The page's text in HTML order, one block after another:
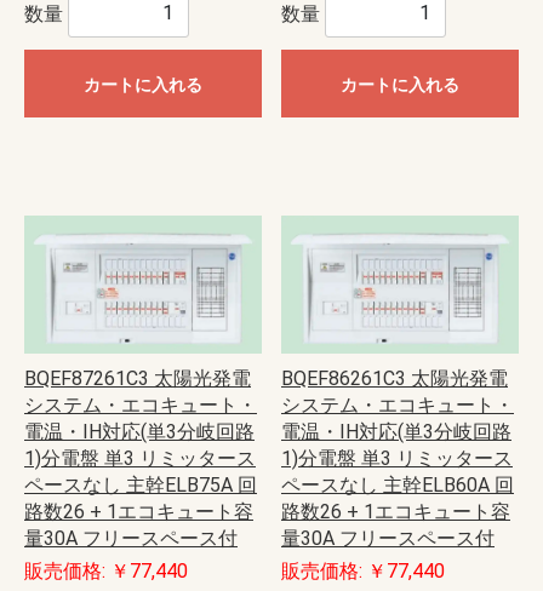
数量
カートに入れる
数量
カートに入れる
BQEF87261C3 太陽光発電
システム・エコキュート・
電温・IH対応(単3分岐回路
1)分電盤 単3 リミッタース
ペースなし 主幹ELB75A 回
路数26 + 1エコキュート容
量30A フリースペース付
販売価格: ￥77,440
BQEF86261C3 太陽光発電
システム・エコキュート・
電温・IH対応(単3分岐回路
1)分電盤 単3 リミッタース
ペースなし 主幹ELB60A 回
路数26 + 1エコキュート容
量30A フリースペース付
販売価格: ￥77,440